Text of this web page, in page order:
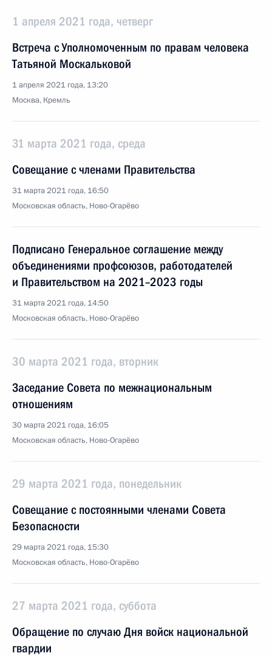
1 апреля 2021 года, четверг
Встреча с Уполномоченным по правам человека
Татьяной Москальковой
1 апреля 2021 года, 13:20
Москва, Кремль
31 марта 2021 года, среда
Совещание с членами Правительства
31 марта 2021 года, 16:50
Московская область, Ново-Огарёво
Подписано Генеральное соглашение между
объединениями профсоюзов, работодателей
и Правительством на 2021–2023 годы
31 марта 2021 года, 14:50
Московская область, Ново-Огарёво
30 марта 2021 года, вторник
Заседание Совета по межнациональным
отношениям
30 марта 2021 года, 16:05
Московская область, Ново-Огарёво
29 марта 2021 года, понедельник
Совещание с постоянными членами Совета
Безопасности
29 марта 2021 года, 15:30
Московская область, Ново-Огарёво
27 марта 2021 года, суббота
Обращение по случаю Дня войск национальной
гвардии